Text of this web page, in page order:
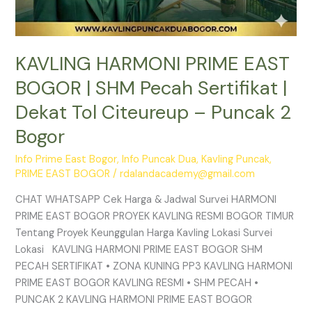
KAVLING HARMONI PRIME EAST
BOGOR | SHM Pecah Sertifikat |
Dekat Tol Citeureup – Puncak 2
Bogor
Info Prime East Bogor,Info Puncak Dua,Kavling Puncak,
PRIME EAST BOGOR /rdalandacademy@gmail.com
CHAT WHATSAPP Cek Harga & Jadwal Survei HARMONI
PRIME EAST BOGOR PROYEK KAVLING RESMI BOGOR TIMUR
Tentang Proyek Keunggulan Harga Kavling Lokasi Survei
Lokasi KAVLING HARMONI PRIME EAST BOGOR SHM
PECAH SERTIFIKAT • ZONA KUNING PP3 KAVLING HARMONI
PRIME EAST BOGOR KAVLING RESMI • SHM PECAH •
PUNCAK 2 KAVLING HARMONI PRIME EAST BOGOR
2